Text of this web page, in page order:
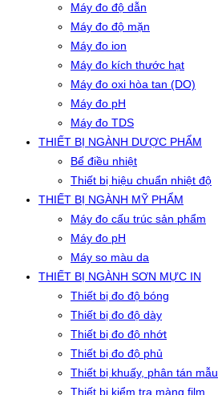
Máy đo độ dẫn
Máy đo độ mặn
Máy đo ion
Máy đo kích thước hạt
Máy đo oxi hòa tan (DO)
Máy đo pH
Máy đo TDS
THIẾT BỊ NGÀNH DƯỢC PHẨM
Bể điều nhiệt
Thiết bị hiệu chuẩn nhiệt độ
THIẾT BỊ NGÀNH MỸ PHẨM
Máy đo cấu trúc sản phẩm
Máy đo pH
Máy so màu da
THIẾT BỊ NGÀNH SƠN MỰC IN
Thiết bị đo độ bóng
Thiết bị đo độ dày
Thiết bị đo độ nhớt
Thiết bị đo độ phủ
Thiết bị khuấy, phân tán mẫu
Thiết bị kiểm tra màng film